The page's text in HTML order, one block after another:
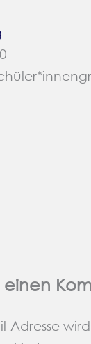
einen
Adresse